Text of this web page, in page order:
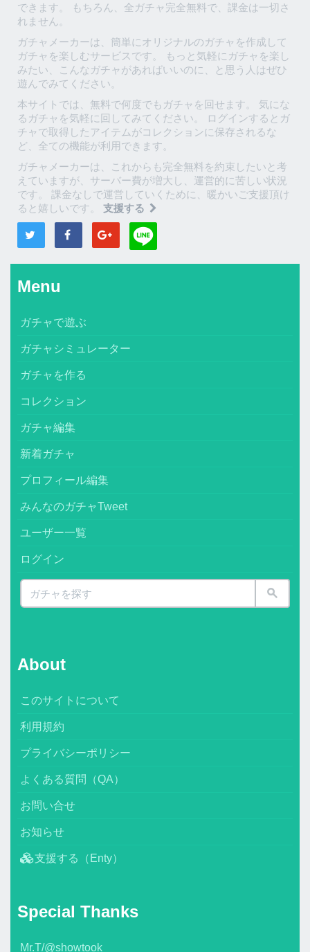
できます。 もちろん、全ガチャ完全無料で、課金は一切さ
れません。
ガチャメーカーは、簡単にオリジナルのガチャを作成して
ガチャを楽しむサービスです。 もっと気軽にガチャを楽し
みたい、こんなガチャがあればいいのに、と思う人はぜひ
遊んでみてください。
本サイトでは、無料で何度でもガチャを回せます。 気にな
るガチャを気軽に回してみてください。 ログインするとガ
チャで取得したアイテムがコレクションに保存されるな
ど、全ての機能が利用できます。
ガチャメーカーは、これからも完全無料を約束したいと考
えていますが、サーバー費が増大し、運営的に苦しい状況
です。 課金なしで運営していくために、暖かいご支援頂け
ると嬉しいです。 支援する
Menu
ガチャで遊ぶ
ガチャシミュレーター
ガチャを作る
コレクション
ガチャ編集
新着ガチャ
プロフィール編集
みんなのガチャTweet
ユーザー一覧
ログイン
About
このサイトについて
利用規約
プライバシーポリシー
よくある質問（QA）
お問い合せ
お知らせ
支援する（Enty）
Special Thanks
Mr.T/@showtook